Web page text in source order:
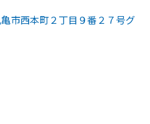
市西本町２丁目９番２７号グ